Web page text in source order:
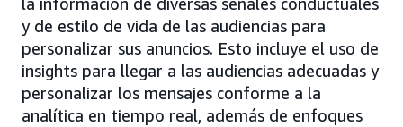
y de estilo de vida de las audiencias para
personalizar sus anuncios. Esto incluye el uso de
insights para llegar a las audiencias adecuadas y
personalizar los mensajes conforme a la
analítica en tiempo real, además de enfoques